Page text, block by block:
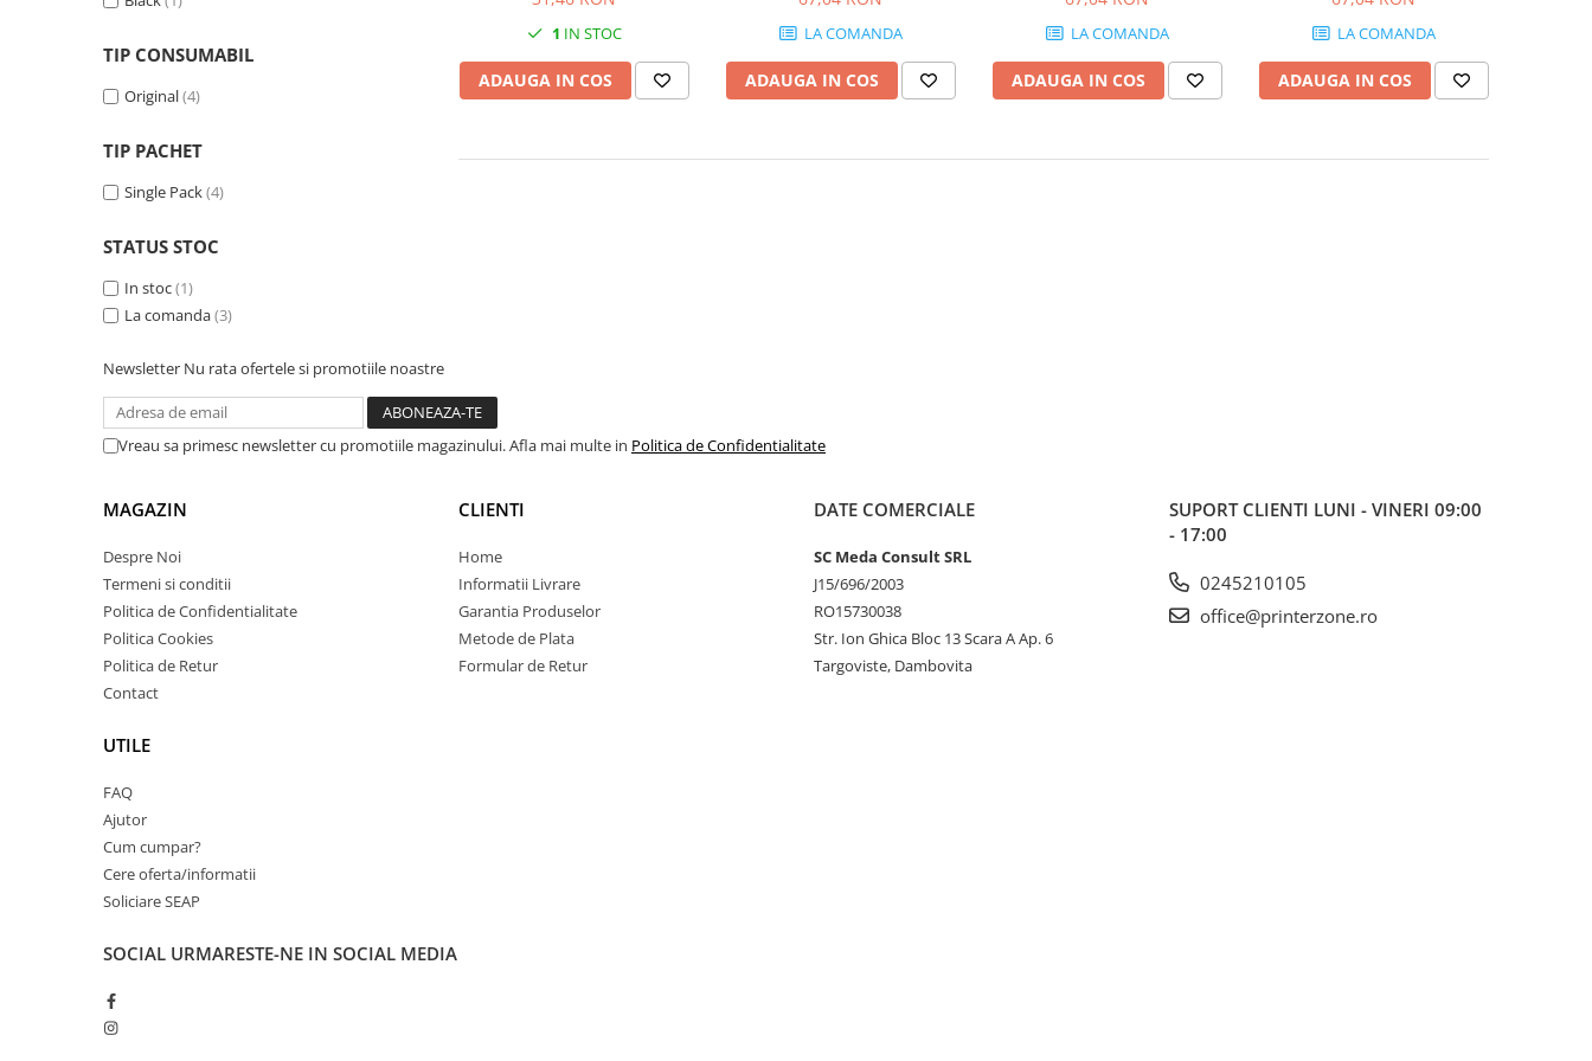
Consumabile imprimanta
Cartuse inkjet si cerneala
compatibile
Tonere compatibile
Cartuse compatibile
Printare 3D
Accesorii imprimante 3D
Filament imprimanta 3D
Laptopuri / notebookuri
Ultrabookuri
Laptop-uri 2 in 1
Accesorii laptop
Piese si accesorii
TIP CONSUMABIL
Original(4)
TIP PACHET
Single Pack(4)
STATUS STOC
In stoc(1)
La comanda(3)
1 IN STOC
ADAUGA IN COS
LA COMANDA
ADAUGA IN COS
LA COMANDA
ADAUGA IN COS
LA COMANDA
ADAUGA IN COS
Newsletter Nu rata ofertele si promotiile noastre
Vreau sa primesc newsletter cu promotiile magazinului. Afla mai multe in Politica de Confidentialitate
MAGAZIN
Despre Noi
Termeni si conditii
Politica de Confidentialitate
Politica Cookies
Politica de Retur
Contact
UTILE
FAQ
Ajutor
Cum cumpar?
Cere oferta/informatii
Soliciare SEAP
CLIENTI
Home
Informatii Livrare
Garantia Produselor
Metode de Plata
Formular de Retur
DATE COMERCIALE
SC Meda Consult SRL
J15/696/2003
RO15730038
Str. Ion Ghica Bloc 13 Scara A Ap. 6
Targoviste, Dambovita
SUPORT CLIENTI LUNI - VINERI 09:00
- 17:00
0245210105
office@printerzone.ro
SOCIAL URMARESTE-NE IN SOCIAL MEDIA